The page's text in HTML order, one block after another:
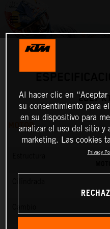
2027
MOTOR
Al hacer clic en
su consentimiento para
en su dispositivo para
analizar el uso del sitio y
marketing. Las cookies
Privacy